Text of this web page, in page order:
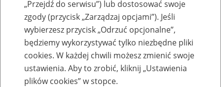
przekształconych zakładów pracy
Nazwa zakładu pracy:
„Przejdź do serwisu”) lub dostosować swoje
zgody (przycisk „Zarządzaj opcjami”). Jeśli
wybierzesz przycisk „Odrzuć opcjonalne”,
będziemy wykorzystywać tylko niezbędne pliki
cookies. W każdej chwili możesz zmienić swoje
ustawienia. Aby to zrobić, kliknij „Ustawienia
plików cookies” w stopce.